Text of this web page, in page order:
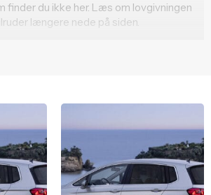
du ikke her. Læs om lovgivningen
længere nede på siden.